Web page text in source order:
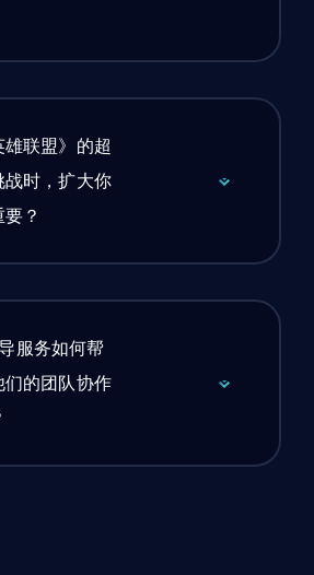
联盟》的超
时，扩大你
？
服务如何帮
的团队协作